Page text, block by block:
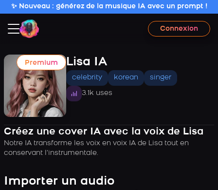
✨ Nouveau : générez de la musique IA avec un prompt !
Connexion
Premium Lisa IA
celebrity korean singer
3.1k uses
Créez une cover IA avec la voix de Lisa
Notre IA transforme les voix en voix IA de Lisa tout en
conservant l’instrumentale.
Importer un audio